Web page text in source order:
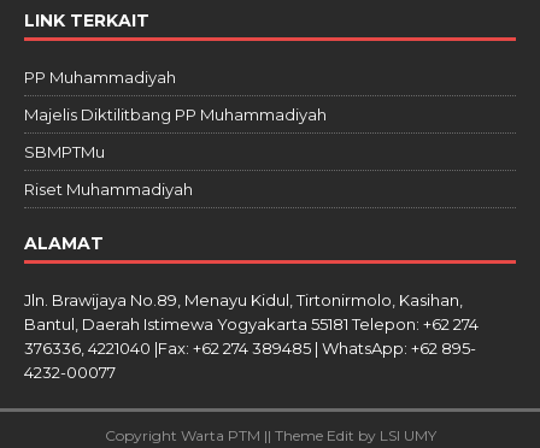
LINK TERKAIT
PP Muhammadiyah
Majelis Diktilitbang PP Muhammadiyah
SBMPTMu
Riset Muhammadiyah
ALAMAT
Jln. Brawijaya No.89, Menayu Kidul, Tirtonirmolo, Kasihan,
Bantul, Daerah Istimewa Yogyakarta 55181 Telepon: +62 274
376336, 4221040 |Fax: +62 274 389485 | WhatsApp: +62 895-
4232-00077
Copyright Warta PTM || Theme Edit by LSI UMY